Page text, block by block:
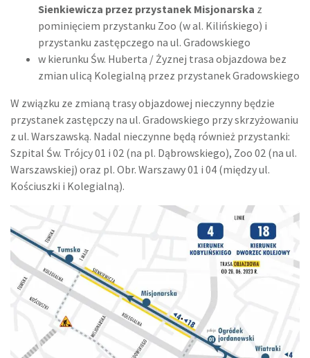
Sienkiewicza przez przystanek Misjonarska z
pominięciem przystanku Zoo (w al. Kilińskiego) i
przystanku zastępczego na ul. Gradowskiego
w kierunku Św. Huberta / Żyznej trasa objazdowa bez
zmian ulicą Kolegialną przez przystanek Gradowskiego
W związku ze zmianą trasy objazdowej nieczynny będzie
przystanek zastępczy na ul. Gradowskiego przy skrzyżowaniu
z ul. Warszawską. Nadal nieczynne będą również przystanki:
Szpital Św. Trójcy 01 i 02 (na pl. Dąbrowskiego), Zoo 02 (na ul.
Warszawskiej) oraz pl. Obr. Warszawy 01 i 04 (między ul.
Kościuszki i Kolegialną).